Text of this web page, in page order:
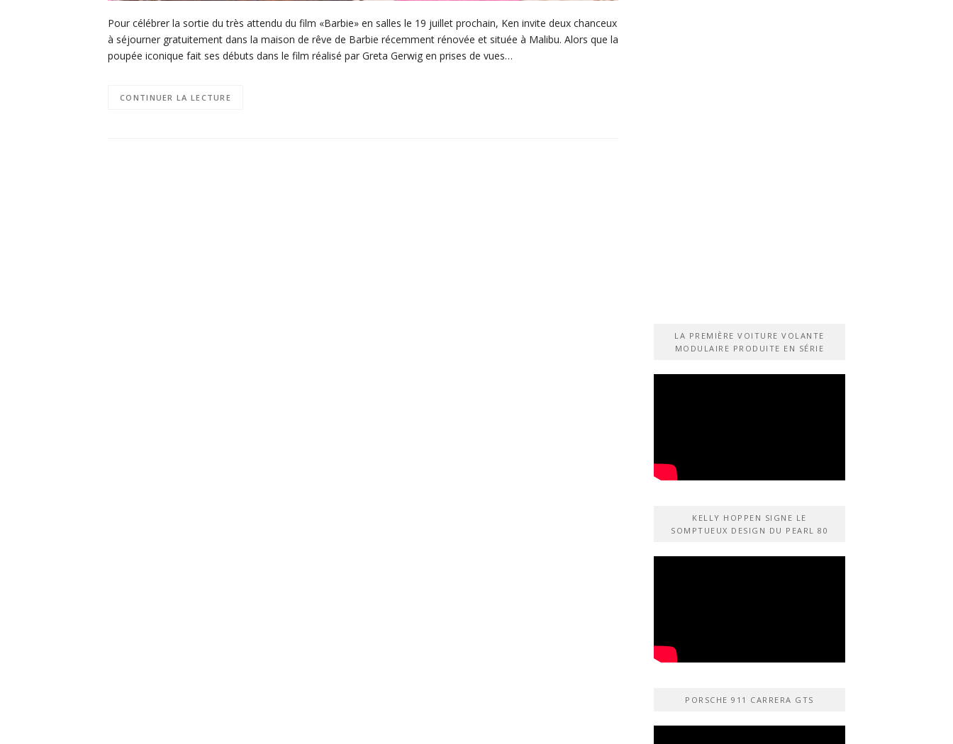
Pour célébrer la sortie du très attendu du film «Barbie» en salles le 19 juillet prochain, Ken invite deux chanceux
à séjourner gratuitement dans la maison de rêve de Barbie récemment rénovée et située à Malibu. Alors que la
poupée iconique fait ses débuts dans le film réalisé par Greta Gerwig en prises de vues…
CONTINUER LA LECTURE
LA PREMIÈRE VOITURE VOLANTE
MODULAIRE PRODUITE EN SÉRIE
KELLY HOPPEN SIGNE LE
SOMPTUEUX DESIGN DU PEARL 80
PORSCHE 911 CARRERA GTS